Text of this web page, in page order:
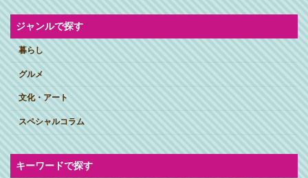
ジャンルで探す
暮らし
グルメ
文化・アート
スペシャルコラム
キーワードで探す